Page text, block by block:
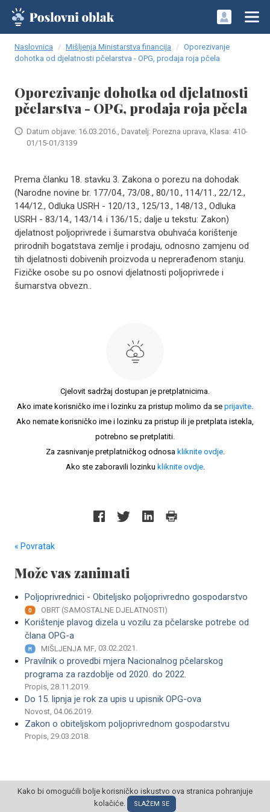
Naslovnica Mišljenja Ministarstva financija
Oporezivanje
dohotka od djelatnosti pčelarstva - OPG, prodaja roja pčela
Oporezivanje dohotka od djelatnosti
pčelarstva - OPG, prodaja roja pčela
Datum objave: 16.03.2016., Davatelj: Porezna uprava, Klasa: 410-
01/15-01/3139
Prema članku 18. stavku 3. Zakona o porezu na dohodak
(Narodne novine br. 177/04., 73/08., 80/10., 114/11., 22/12.,
144/12., Odluka USRH - 120/13., 125/13., 148/13., Odluka
USRH - 83/14., 143/14. i 136/15.; dalje u tekstu: Zakon)
djelatnost poljoprivrede i šumarstva obuhvaća korištenje
prirodnih bogatstava zemlje i prodaju, odnosno zamjenu od
tih djelatnosti dobivenih proizvoda u neprerađenom stanju.
Fizičke osobe su po osnovi djelatnosti poljoprivrede i
šumarstva obvezn..
Cjelovit sadržaj dostupan je pretplatnicima.
Ako imate korisničko ime i lozinku za pristup molimo da se prijavite.
Ako nemate korisničko ime i lozinku za pristup ili je pretplata istekla,
potrebno se pretplatiti.
Za zasnivanje pretplatničkog odnosa kliknite ovdje.
Ako ste zaboravili lozinku kliknite ovdje.
« Povratak
Može vas zanimati
Poljoprivrednici - Obiteljsko poljoprivredno gospodarstvo
OBRT (SAMOSTALNE DJELATNOSTI)
Korištenje plavog dizela u vozilu za pčelarske potrebe od
člana OPG-a
MIŠLJENJA MF, 03.02.2021.
Pravilnik o provedbi mjera Nacionalnog pčelarskog
programa za razdoblje od 2020. do 2022.
Propis, 28.11.2019.
Do 15. lipnja je rok za upis u upisnik OPG-ova
Novost, 04.06.2019.
Zakon o obiteljskom poljoprivrednom gospodarstvu
Propis, 29.03.2018.
© POSLOVNI OBLAK Sva prava pridržana
Kako bi omogućili bolje korisničko iskustvo ova stranica pohranjuje
kolačiće.
SLAŽEM SE